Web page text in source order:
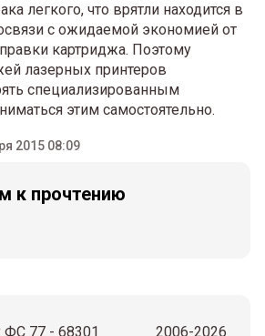
легкого, что врятли находится в
с ожидаемой экономией от
картриджа. Поэтому
лазерных принтеров
специализированным
этим самостоятельно.
2015 08:09
к прочтению
77 - 68301 2006-2026